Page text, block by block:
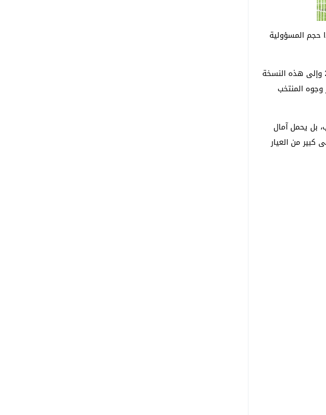
حجم المسؤولية
وتتجاوز مسيرة بونو مع المنتخب الوطني اليوم الإطار الرياضي المحض، فمنذ كأس العالم 2022 وإلى هذه النسخة
وجوه المنتخب
فحسب، بل يحمل آمال
من العيار